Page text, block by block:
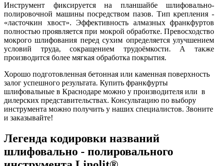
Инструмент фиксируется на планшайбе шлифовально-
полировочной машины посредством пазов. Тип крепления -
«ласточкин хвост». Эффективность алмазных франкфуртов
полностью проявляется при мокрой обработке. Превосходство
мокрого шлифования перед сухим определяется улучшением
условий труда, сокращением трудоёмкости. А также
производится более мягкая обработка покрытия.
Хорошо подготовленная бетонная или каменная поверхность
залог успешного результата. Купить франкфурты
шлифовальные в Краснодаре можно у производителя или в
дилерских представительствах. Консультацию по выбору
инструмента можно получить у наших специалистов. Звоните
и заказывайте!
Легенда кодировки названий
шлифовально - полировального